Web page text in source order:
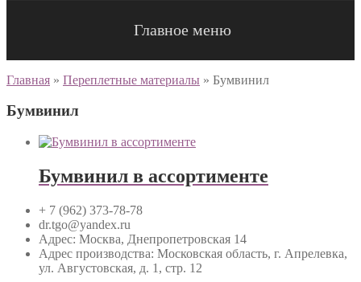
Главное меню
Главная » Переплетные материалы » Бумвинил
Бумвинил
Бумвинил в ассортименте
+ 7 (962) 373-78-78
dr.tgo@yandex.ru
Адрес: Москва, Днепропетровская 14
Адрес производства: Московская область, г. Апрелевка,
ул. Августовская, д. 1, стр. 12